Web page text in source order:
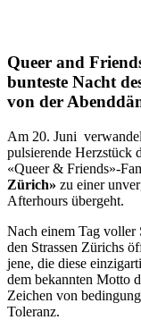
Queer and
bunteste Nacht
von der
Am 20. Juni
pulsierende Herzstück
«Queer & Friends»-
Zürich» zu einer
Afterhours übergeht.
Nach einem Tag voller
den Strassen Zürichs
jene, die diese
dem bekannten Motto
Zeichen von
Toleranz.